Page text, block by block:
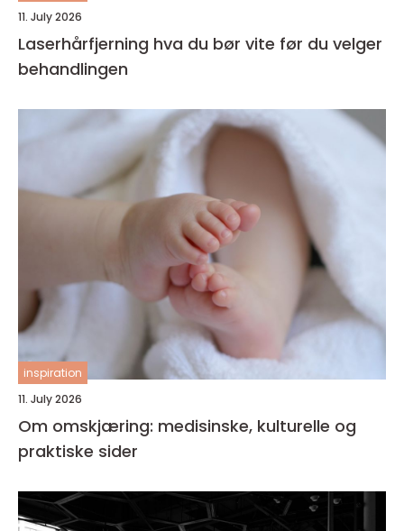
11. July 2026
Laserhårfjerning hva du bør vite før du velger
behandlingen
inspiration
11. July 2026
Om omskjæring: medisinske, kulturelle og
praktiske sider